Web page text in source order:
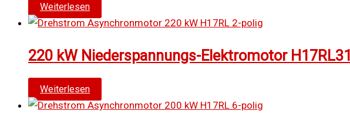
Weiterlesen
220 kW Niederspannungs-Elektromotor
Weiterlesen